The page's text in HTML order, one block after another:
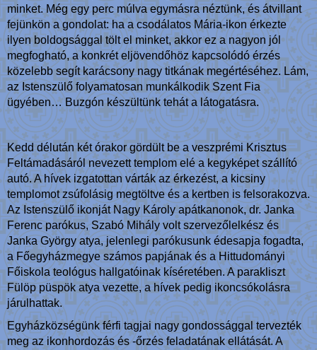
minket. Még egy perc múlva egymásra néztünk, és átvillant
fejünkön a gondolat: ha a csodálatos Mária-ikon érkezte
ilyen boldogsággal tölt el minket, akkor ez a nagyon jól
megfogható, a konkrét eljövendőhöz kapcsolódó érzés
közelebb segít karácsony nagy titkának megértéséhez. Lám,
az Istenszülő folyamatosan munkálkodik Szent Fia
ügyében… Buzgón készültünk tehát a látogatásra.
Kedd délután két órakor gördült be a veszprémi Krisztus
Feltámadásáról nevezett templom elé a kegyképet szállító
autó. A hívek izgatottan várták az érkezést, a kicsiny
templomot zsúfolásig megtöltve és a kertben is felsorakozva.
Az Istenszülő ikonját Nagy Károly apátkanonok, dr. Janka
Ferenc parókus, Szabó Mihály volt szervezőlelkész és
Janka György atya, jelenlegi parókusunk édesapja fogadta,
a Főegyházmegye számos papjának és a Hittudományi
Főiskola teológus hallgatóinak kíséretében. A parakliszt
Fülöp püspök atya vezette, a hívek pedig ikoncsókolásra
járulhattak.
Egyházközségünk férfi tagjai nagy gondossággal tervezték
meg az ikonhordozás és -őrzés feladatának ellátását. A